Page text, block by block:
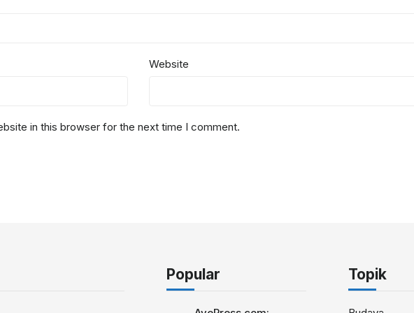
Website
in this browser for the next time I comment.
Popular Topik